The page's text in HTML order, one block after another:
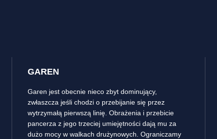
GAREN
Garen jest obecnie nieco zbyt dominujący,
zwłaszcza jeśli chodzi o przebijanie się przez
wytrzymałą pierwszą linię. Obrażenia i przebicie
pancerza z jego trzeciej umiejętności dają mu za
dużo mocy w walkach drużynowych. Ograniczamy